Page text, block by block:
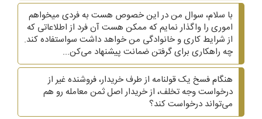
با سلام، سوال من در این خصوص هست به فردی میخواهم
اموری را واگذار نمایم که ممکن هست آن فرد از اطلاعاتی که
از شرایط کاری و خانوادگی من خواهد داشت سواستفاده کند.
چه راهکاری برای گرفتن ضمانت پیشنهاد می‌کن...
هنگام فسخ یک قولنامه از طرف خریدار، فروشنده غیر از
درخواست وجه تخلف، از خریدار اصل ثمن معامله رو هم
می‌تواند درخواست کند؟